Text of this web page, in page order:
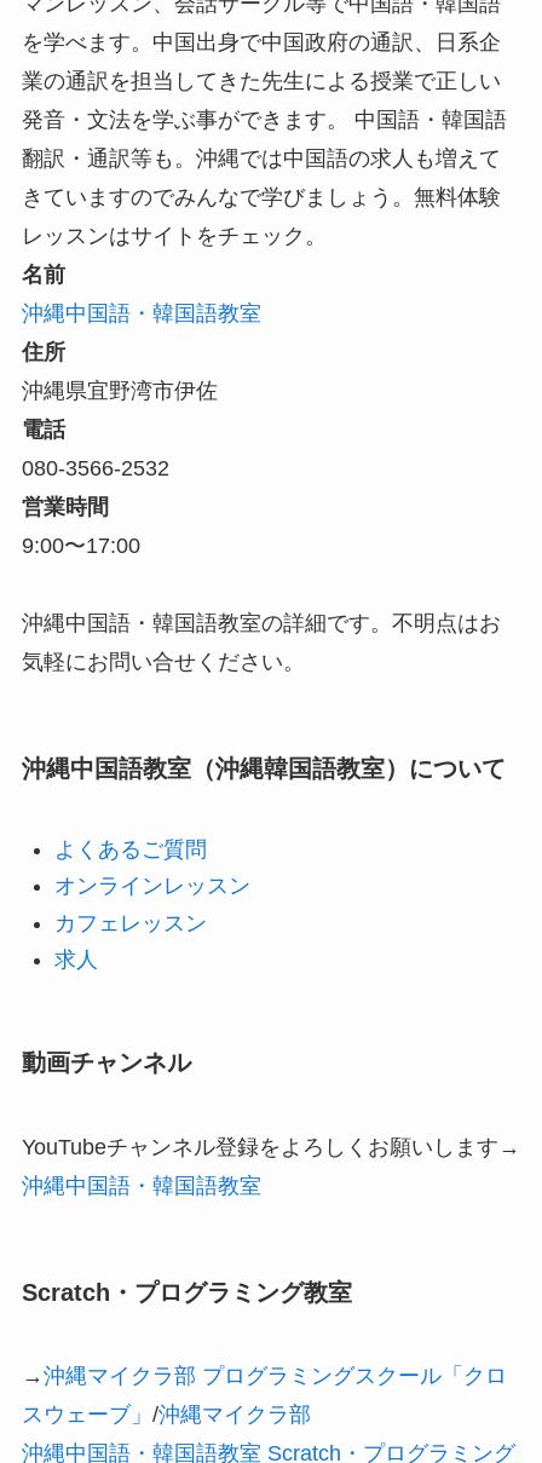
を学べます。中国出身で中国政府の通訳、日系企
業の通訳を担当してきた先生による授業で正しい
発音・文法を学ぶ事ができます。 中国語・韓国語
翻訳・通訳等も。沖縄では中国語の求人も増えて
きていますのでみんなで学びましょう。無料体験
レッスンはサイトをチェック。
名前
沖縄中国語・韓国語教室
住所
沖縄県宜野湾市伊佐
電話
080-3566-2532
営業時間
9:00〜17:00
沖縄中国語・韓国語教室の詳細です。不明点はお
気軽にお問い合せください。
沖縄中国語教室（沖縄韓国語教室）について
よくあるご質問
オンラインレッスン
カフェレッスン
求人
動画チャンネル
YouTubeチャンネル登録をよろしくお願いします→
沖縄中国語・韓国語教室
Scratch・プログラミング教室
→沖縄マイクラ部 プログラミングスクール「クロ
スウェーブ」 /沖縄マイクラ部
沖縄中国語・韓国語教室 Scratch・プログラミング